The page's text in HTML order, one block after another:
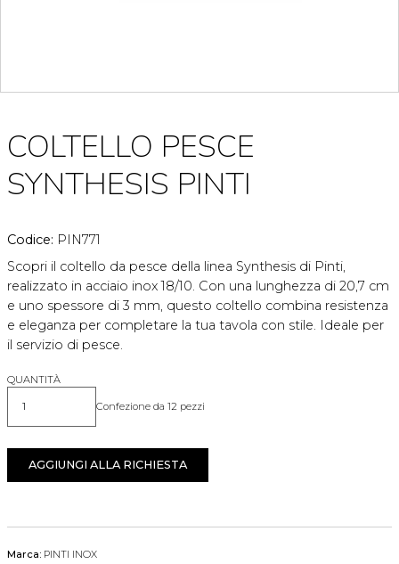
COLTELLO PESCE
SYNTHESIS PINTI
Codice: PIN771
Scopri il coltello da pesce della linea Synthesis di Pinti,
realizzato in acciaio inox 18/10. Con una lunghezza di 20,7 cm
e uno spessore di 3 mm, questo coltello combina resistenza
e eleganza per completare la tua tavola con stile. Ideale per
il servizio di pesce.
QUANTITÀ
Quantità Confezione da 12 pezzi
AGGIUNGI ALLA RICHIESTA
Marca: PINTI INOX